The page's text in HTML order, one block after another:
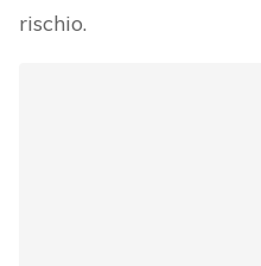
rischio.